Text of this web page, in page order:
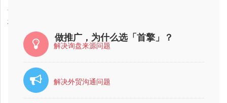
石家庄市网络营销培训班公司哪家好？
株洲市网络营销培训班公司最好的是哪家？
做推广，为什么选「首擎」？
解决询盘来源问题
解决外贸沟通问题